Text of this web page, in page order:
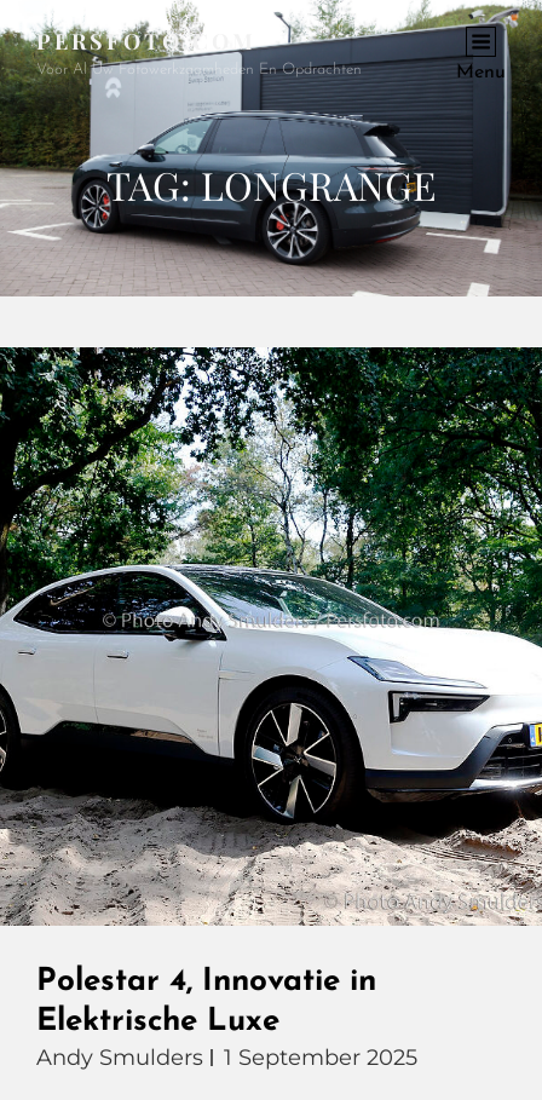
PERSFOTO.COM
Voor Al Uw Fotowerkzaamheden En Opdrachten Menu
TAG:LONGRANGE
Polestar 4, Innovatie in
Elektrische Luxe
Andy Smulders 1 September 2025